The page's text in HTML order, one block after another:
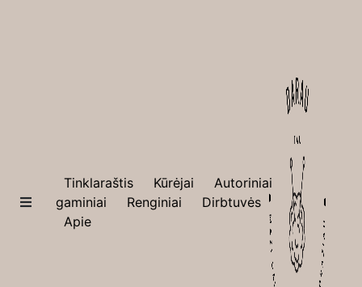
Kūrėjai
Tinklaraštis Kūrėjai
Autoriniai
gaminiai
Renginiai
Dirbtuvės
Apie